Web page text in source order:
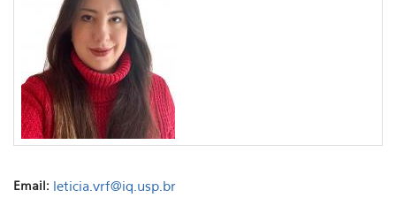
Email: leticia.vrf@iq.usp.br